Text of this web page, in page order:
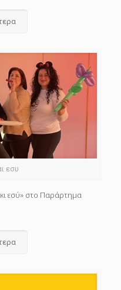
εσυ
εσύ» στο Παράρτημα